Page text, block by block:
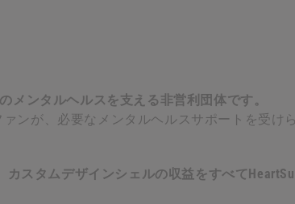
メンタルヘルスを支える非営利団体です。
ンが、必要なメンタルヘルスサポートを受け
カスタムデザインシェルの収益をすべて